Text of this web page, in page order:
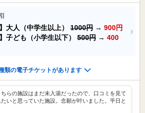
大人（中学生以上） 1000円 → 900円
子ども（小学生以下） 500円 → 400
類の電子チケットがあります
らの施設はまだ未入湯だったので、口コミを見て
いと思っていた施設。念願が叶いました。平日と